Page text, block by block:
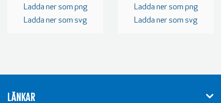
Ladda ner som png
Ladda ner som svg
Ladda ner som png
Ladda ner som svg
LÄNKAR